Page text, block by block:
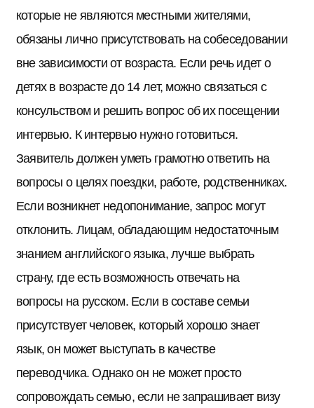
которые не являются местными жителями,
обязаны лично присутствовать на собеседовании
вне зависимости от возраста. Если речь идет о
детях в возрасте до 14 лет, можно связаться с
консульством и решить вопрос об их посещении
интервью. К интервью нужно готовиться.
Заявитель должен уметь грамотно ответить на
вопросы о целях поездки, работе, родственниках.
Если возникнет недопонимание, запрос могут
отклонить. Лицам, обладающим недостаточным
знанием английского языка, лучше выбрать
страну, где есть возможность отвечать на
вопросы на русском. Если в составе семьи
присутствует человек, который хорошо знает
язык, он может выступать в качестве
переводчика. Однако он не может просто
сопровождать семью, если не запрашивает визу